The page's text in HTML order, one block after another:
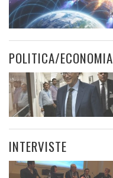
POLITICA/ECONOMIA
INTERVISTE